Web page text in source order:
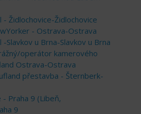
Židlochovice-Židlochovice
- Ostrava-Ostrava
Slavkov u Brna-Slavkov u Brna
operátor kamerového
Ostrava-Ostrava
přestavba - Šternberk-
Praha 9 (Libeň,
9